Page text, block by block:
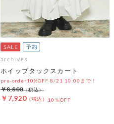
archives
ホイップタックスカート
pre-order10%OFF 8/21 10:00まで！
￥7,920 10％OFF
￥8,800